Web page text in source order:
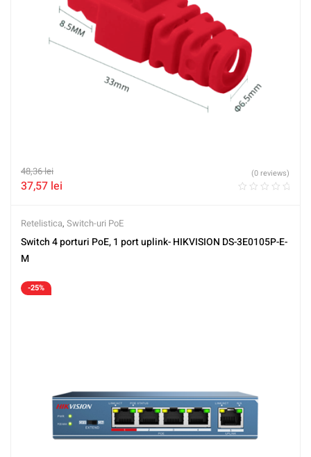
48,36lei
37,57 lei
(0 reviews)
Retelistica, Switch-uri PoE
Switch 4 porturi PoE, 1 port uplink- HIKVISION DS-3E0105P-E-
M
-25%